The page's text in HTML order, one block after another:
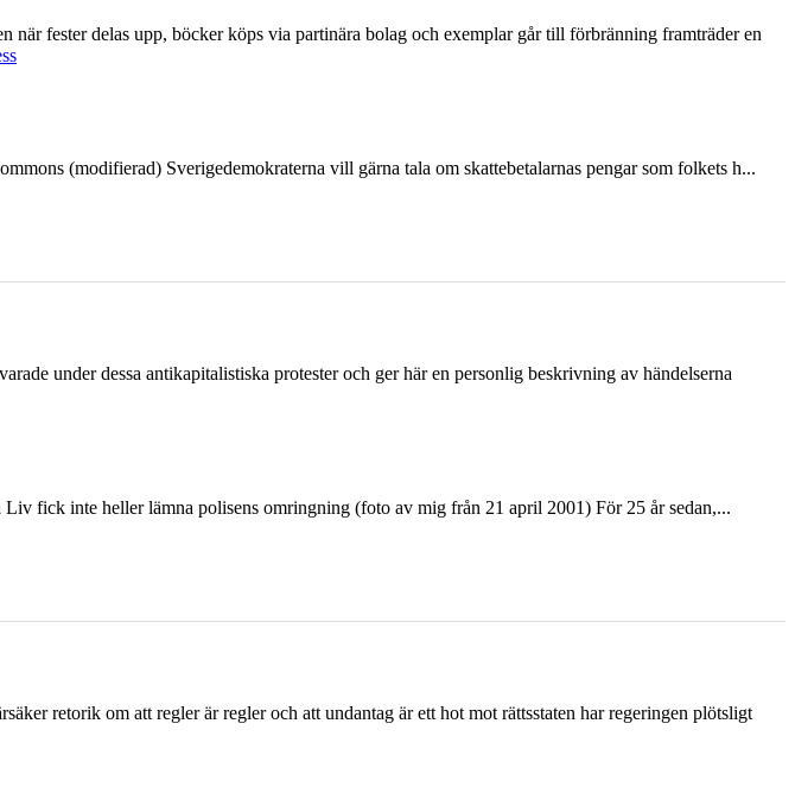
fester delas upp, böcker köps via partinära bolag och exemplar går till förbränning framträder en
(modifierad) Sverigedemokraterna vill gärna tala om skattebetalarnas pengar som folkets h...
under dessa antikapitalistiska protester och ger här en personlig beskrivning av händelserna
fick inte heller lämna polisens omringning (foto av mig från 21 april 2001) För 25 år sedan,...
retorik om att regler är regler och att undantag är ett hot mot rättsstaten har regeringen plötsligt